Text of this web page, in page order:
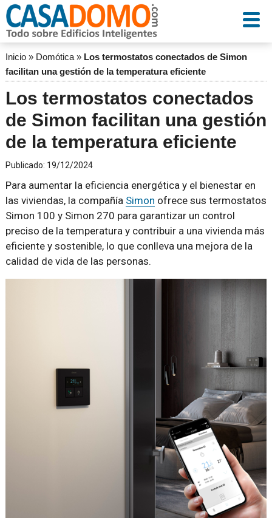
Inicio» Domótica» Los termostatos conectados de Simon
facilitan una gestión de la temperatura eficiente
Los termostatos conectados
de Simon facilitan una gestión
de la temperatura eficiente
Publicado: 19/12/2024
Para aumentar la eficiencia energética y el bienestar en
las viviendas, la compañía Simon ofrece sus termostatos
Simon 100 y Simon 270 para garantizar un control
preciso de la temperatura y contribuir a una vivienda más
eficiente y sostenible, lo que conlleva una mejora de la
calidad de vida de las personas.